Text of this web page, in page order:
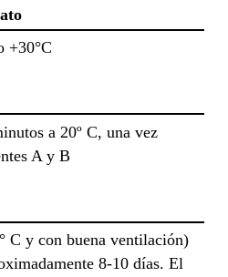
+30°C
a 20º C, una vez
A y B
C y con buena ventilación)
8-10 días. El